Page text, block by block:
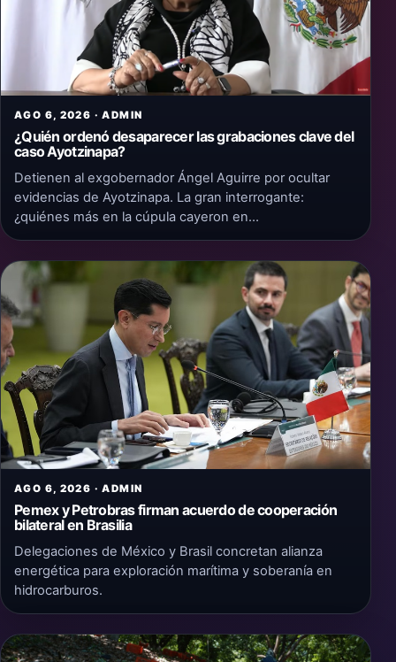
AGO 6, 2026 · ADMIN
¿Quién ordenó desaparecer las grabaciones clave del
caso Ayotzinapa?
Detienen al exgobernador Ángel Aguirre por ocultar
evidencias de Ayotzinapa. La gran interrogante:
¿quiénes más en la cúpula cayeron en…
AGO 6, 2026 · ADMIN
Pemex y Petrobras firman acuerdo de cooperación
bilateral en Brasilia
Delegaciones de México y Brasil concretan alianza
energética para exploración marítima y soberanía en
hidrocarburos.